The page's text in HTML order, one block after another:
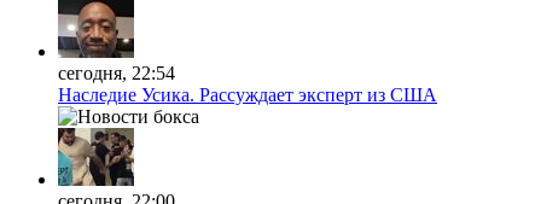
сегодня, 22:54
Наследие Усика. Рассуждает эксперт из США